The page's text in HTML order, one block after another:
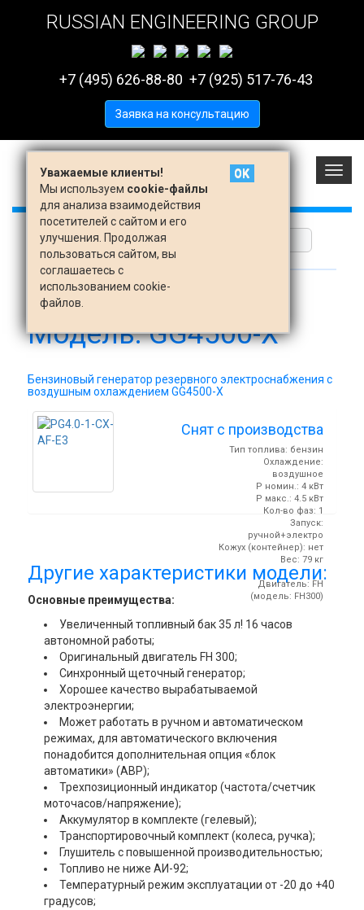
RUSSIAN ENGINEERING GROUP
+7 (495) 626-88-80 +7 (925) 517-76-43
Заявка на консультацию
меню
архив генераторов
Модель: GG4500-Х
Бензиновый генератор резервного электроснабжения с
воздушным охлаждением GG4500-Х
Снят с производства
Тип топлива: бензин
Охлаждение:
воздушное
P номин.: 4 кВт
P макс.: 4.5 кВт
Кол-во фаз: 1
Запуск:
ручной+электро
Кожух (контейнер): нет
Вес: 79 кг
Двигатель: FH
(модель: FH300)
Другие характеристики модели:
Основные преимущества:
Увеличенный топливный бак 35 л! 16 часов
автономной работы;
Оригинальный двигатель FH 300;
Синхронный щеточный генератор;
Хорошее качество вырабатываемой
электроэнергии;
Может работать в ручном и автоматическом
режимах, для автоматического включения
понадобится дополнительная опция «блок
автоматики» (АВР);
Трехпозиционный индикатор (частота/счетчик
моточасов/напряжение);
Аккумулятор в комплекте (гелевый);
Транспортировочный комплект (колеса, ручка);
Глушитель с повышенной производительностью;
Топливо не ниже АИ-92;
Температурный режим эксплуатации от -20 до +40
градусов;
Уважаемые клиенты!
Мы используем cookie-файлы
для анализа взаимодействия
посетителей с сайтом и его
улучшения. Продолжая
пользоваться сайтом, вы
соглашаетесь с
использованием cookie-
файлов.
OK